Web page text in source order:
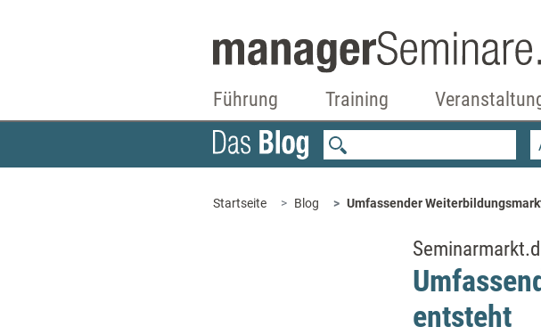
Führung Training
Startseite Blog Umfassender
entsteht